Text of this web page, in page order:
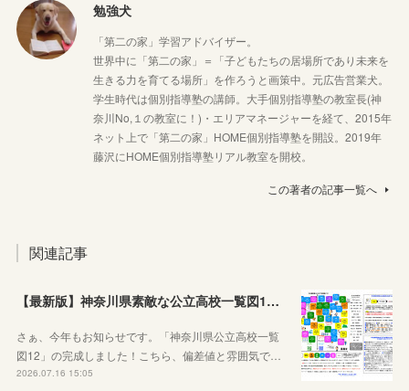
勉強犬
「第二の家」学習アドバイザー。
世界中に「第二の家」＝「子どもたちの居場所であり未来を
生きる力を育てる場所」を作ろうと画策中。元広告営業犬。
学生時代は個別指導塾の講師。大手個別指導塾の教室長(神
奈川No,１の教室に！)・エリアマネージャーを経て、2015年
ネット上で「第二の家」HOME個別指導塾を開設。2019年
藤沢にHOME個別指導塾リアル教室を開校。
この著者の記事一覧へ
関連記事
【最新版】神奈川県素敵な公立高校一覧図12が完成しました！
さぁ、今年もお知らせです。「神奈川県公立高校一覧
図12」の完成しました！こちら、偏差値と雰囲気で…
2026.07.16 15:05